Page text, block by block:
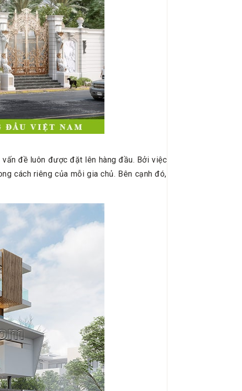
đề luôn được đặt lên hàng đầu. Bởi việc
cách riêng của mỗi gia chủ. Bên cạnh đó,